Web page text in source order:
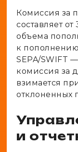
Комиссия за
составляет
объема
к
SEPA/SWIFT
комиссия за
взимается
отклоненных
и